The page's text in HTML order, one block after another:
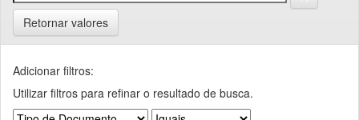
Retornar valores
Adicionar filtros:
Utilizar filtros para refinar o resultado de busca.